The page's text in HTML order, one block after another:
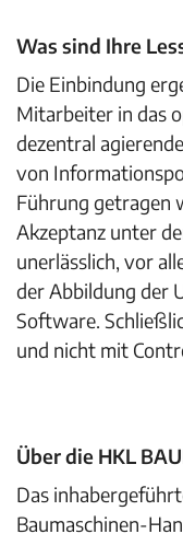
Was sind Ihre
Die Einbindung
Mitarbeiter in das
dezentral
von
Führung getragen
Akzeptanz unter
unerlässlich, vor
der Abbildung der
Software.
und nicht mit
Über die HKL
Das
Baumaschinen-